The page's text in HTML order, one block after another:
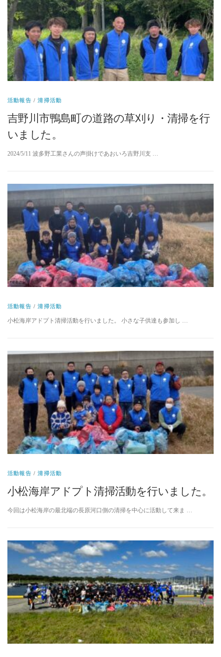
活動報告 /清掃活動
吉野川市鴨島町の道路の草刈り・清掃を行
いました。
2024/5/11 波多野工業さんの声掛けであおいろ吉野川支 …
活動報告 /清掃活動
小松海岸アドプト清掃活動を行いました。 小さな子供達も参加し …
活動報告 /清掃活動
小松海岸アドプト清掃活動を行いました。
今回は小松海岸の最北端の長原河口側の清掃を中心に活動して来ま …